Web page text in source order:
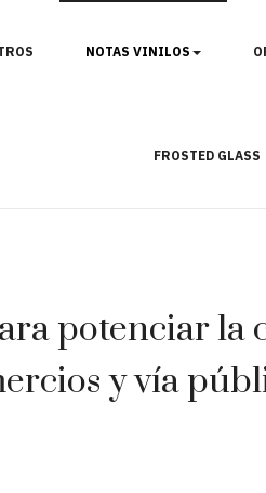
NOTAS VINILOS
FROSTED GLASS
potenciar la
y vía